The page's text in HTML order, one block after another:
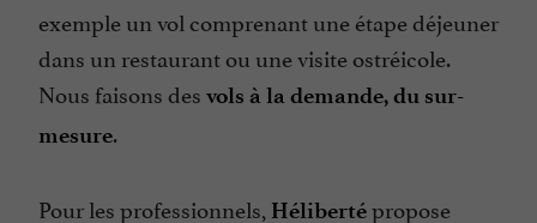
exemple un vol comprenant une étape déjeuner
dans un restaurant ou une visite ostréicole.
Nous faisons des vols à la demande, du sur-
mesure.
Pour les professionnels, Hélibertépropose